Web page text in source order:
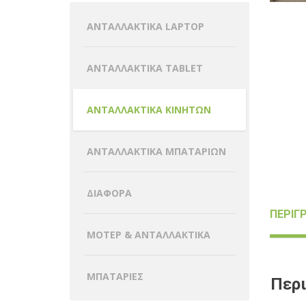
ΑΝΤΑΛΛΑΚΤΙΚΑ LAPTOP
ΑΝΤΑΛΛΑΚΤΙΚΑ TABLET
ΑΝΤΑΛΛΑΚΤΙΚΑ ΚΙΝΗΤΩΝ
ΑΝΤΑΛΛΑΚΤΙΚΑ ΜΠΑΤΑΡΙΩΝ
ΔΙΑΦΟΡΑ
ΜΟΤΕΡ & ΑΝΤΑΛΛΑΚΤΙΚΑ
ΜΠΑΤΑΡΙΕΣ